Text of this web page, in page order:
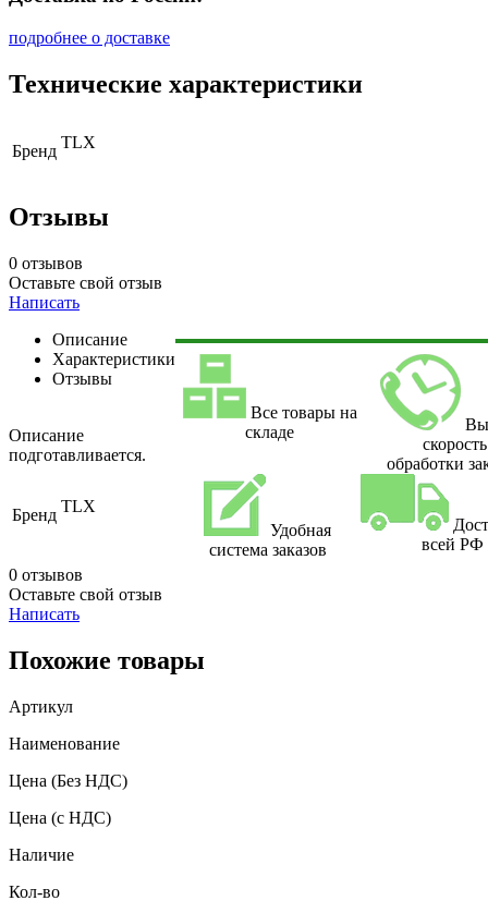
подробнее о доставке
Технические характеристики
Бренд TLX
Отзывы
0 отзывов
Оставьте свой отзыв
Написать
Описание
Характеристики
Отзывы
Описание
подготавливается.
Бренд TLX
0 отзывов
Оставьте свой отзыв
Написать
Все товары на
складе
скорость
обработки
Удобная
система заказов
всей РФ
Похожие товары
Артикул
Наименование
Цена (Без НДС)
Цена (с НДС)
Наличие
Кол-во